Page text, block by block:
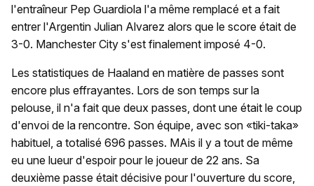
l'entraîneur Pep Guardiola l'a même remplacé et a fait
entrer l'Argentin Julian Alvarez alors que le score était de
3-0. Manchester City s'est finalement imposé 4-0.
Les statistiques de Haaland en matière de passes sont
encore plus effrayantes. Lors de son temps sur la
pelouse, il n'a fait que deux passes, dont une était le coup
d'envoi de la rencontre. Son équipe, avec son «tiki-taka»
habituel, a totalisé 696 passes. MAis il y a tout de même
eu une lueur d'espoir pour le joueur de 22 ans. Sa
deuxième passe était décisive pour l'ouverture du score,